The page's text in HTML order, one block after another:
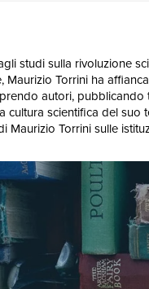
studi sulla rivoluzione
Maurizio Torrini ha
autori,
cultura scientifica del
Maurizio Torrini sulle